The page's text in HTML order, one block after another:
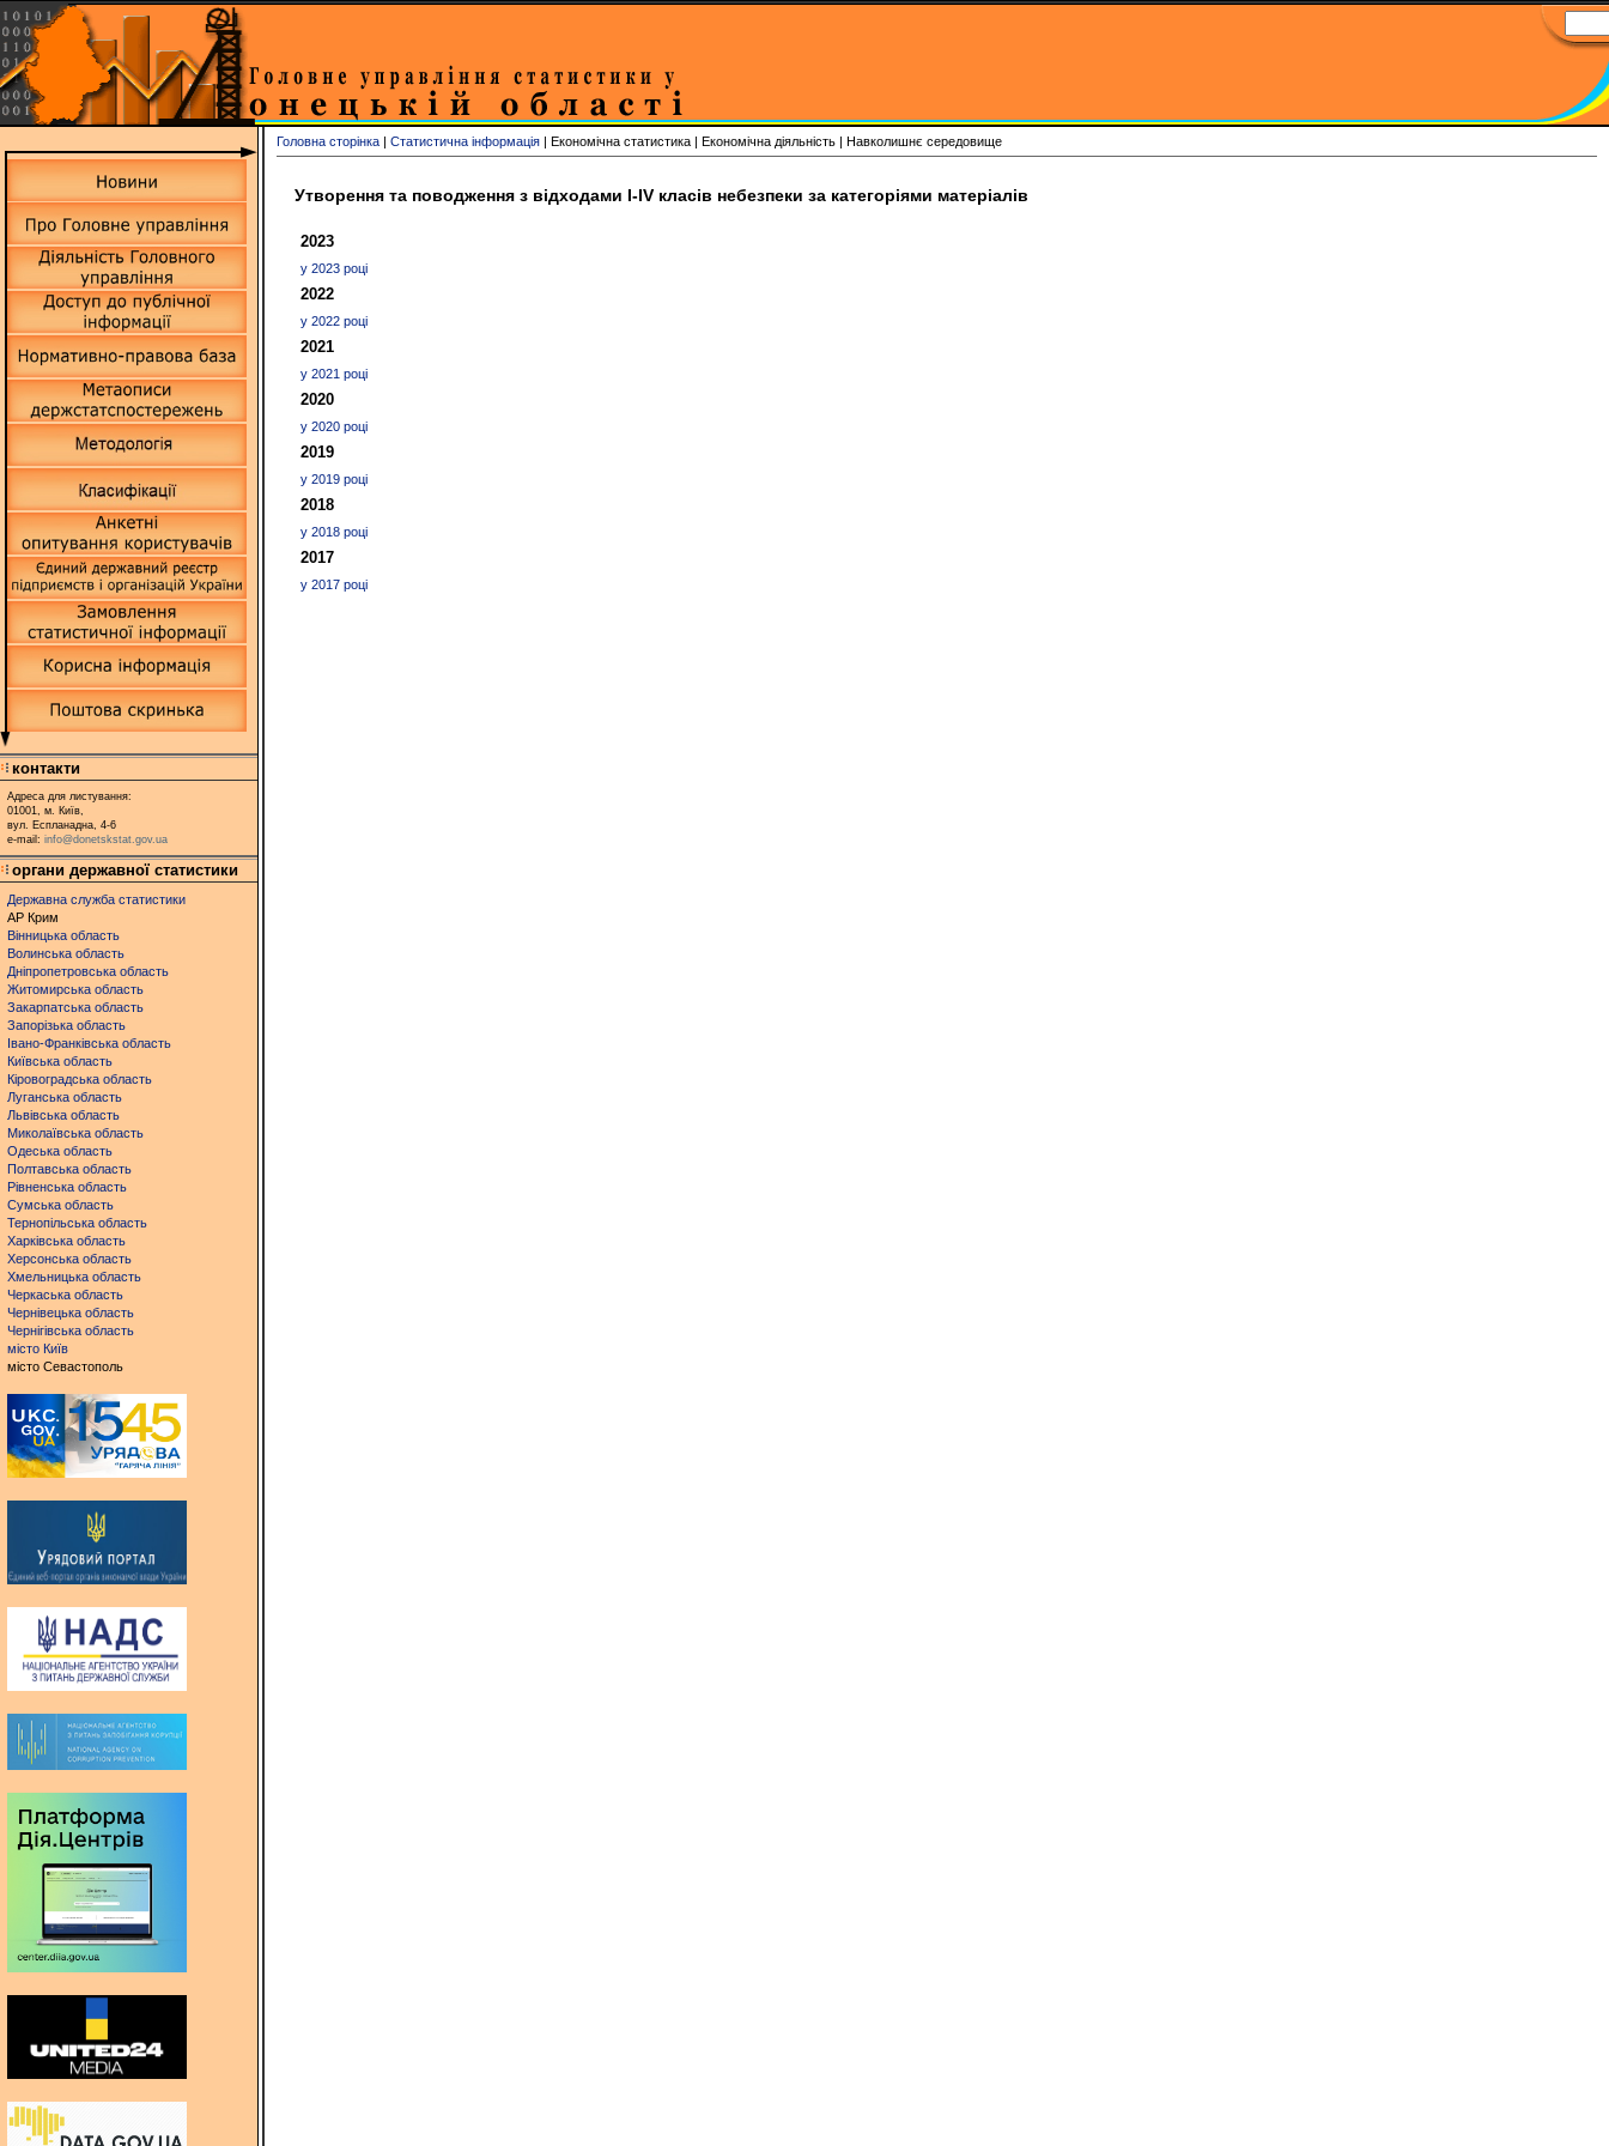
контакти
Адреса для листування:
01001, м. Київ,
вул. Еспланадна, 4-6
e-mail: info@donetskstat.gov.ua
органи державної статистики
Державна служба статистики
АР Крим
Вінницька область
Волинська область
Дніпропетровська область
Житомирська область
Закарпатська область
Запорізька область
Івано-Франківська область
Київська область
Кіровоградська область
Луганська область
Львівська область
Миколаївська область
Одеська область
Полтавська область
Рівненська область
Сумська область
Тернопільська область
Харківська область
Херсонська область
Хмельницька область
Черкаська область
Чернівецька область
Чернігівська область
місто Київ
місто Севастополь
Головна сторінка | Статистична інформація | Економічна статистика | Економічна діяльність | Навколишнє середовище
Утворення та поводження з відходами І-ІV класів небезпеки за категоріями матеріалів
2023
у 2023 році
2022
у 2022 році
2021
у 2021 році
2020
у 2020 році
2019
у 2019 році
2018
у 2018 році
2017
у 2017 році